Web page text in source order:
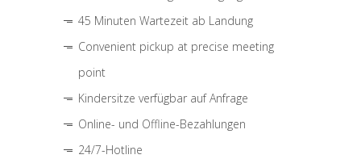
45 Minuten Wartezeit ab Landung
Convenient pickup at precise meeting
point
Kindersitze verfügbar auf Anfrage
Online- und Offline-Bezahlungen
24/7-Hotline